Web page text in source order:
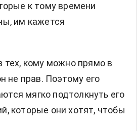
к тому времени
им кажется
тех, кому можно прямо в
не прав. Поэтому его
мягко подтолкнуть его
которые они хотят, чтобы